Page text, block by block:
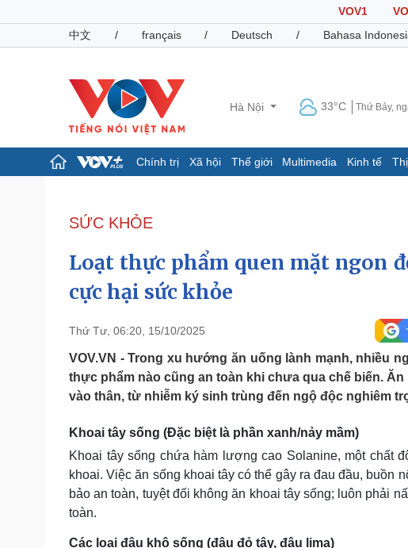
VOV1
中文
/ français / Deutsch / Bahasa
Hà Nội 33°C Thứ Bảy,
Chính trị Xã hội Thế giới Multimedia Kinh tế
Đảng
Tổ chức nhân sự
Nhận diện sự thật
Dấu ấn VOV
Biển đảo
Pháp luật
Tin nóng
Tư vấn luật
Việt Nam
Phân tích
Thể
Sức khỏe
Dinh dưỡng - món ngon
Cây thuốc
Sản phụ khoa
Nhi khoa
Đời sống
Nhà đẹp
Blog
Tình yêu - Gia đình
SỨC KHỎE
Loạt thực phẩm quen mặt ngon
cực hại sức khỏe
Thứ Tư, 06:20, 15/10/2025
VOV.VN - Trong xu hướng ăn uống lành mạnh, nhiều
thực phẩm nào cũng an toàn khi chưa qua chế biến.
vào thân, từ nhiễm ký sinh trùng đến ngộ độc nghiêm
Khoai tây sống (Đặc biệt là phần xanh/nảy mầm)
Khoai tây sống chứa hàm lượng cao Solanine, một chất
khoai. Việc ăn sống khoai tây có thể gây ra đau đầu, buồn
bảo an toàn, tuyệt đối không ăn khoai tây sống; luôn phải
toàn.
Các loại đậu khô sống (đậu đỏ tây, đậu lima)